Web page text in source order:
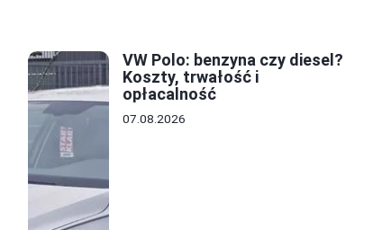
VW Polo: benzyna czy diesel?
Koszty, trwałość i
opłacalność
07.08.2026